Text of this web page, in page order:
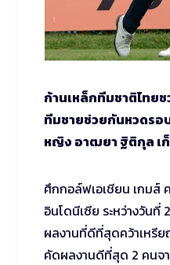
ก้านเหล็กทีมชาติไทย
ทีมชายช่วยกันหวดรอ
หญิง อาฒยา ฐิติกุล เก็
ศึกกอล์ฟเอเชียน เกมส์
อินโดนีเซีย ระหว่างวัน
ผลงานที่ดีที่สุดคว้าเหรี
คัดผลงานดีที่สุด 2 คนจ